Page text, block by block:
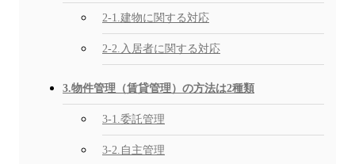
2-1.建物に関する対応
2-2.入居者に関する対応
3.物件管理（賃貸管理）の方法は2種類
3-1.委託管理
3-2.自主管理